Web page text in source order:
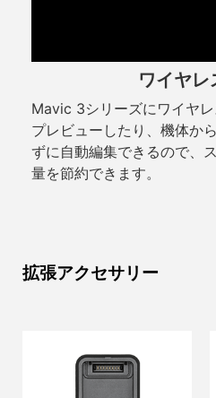
ワイヤレ
Mavic 3シリーズにワイヤレ
プレビューしたり、機体か
ずに自動編集できるので、
量を節約できます。
拡張アクセサリー